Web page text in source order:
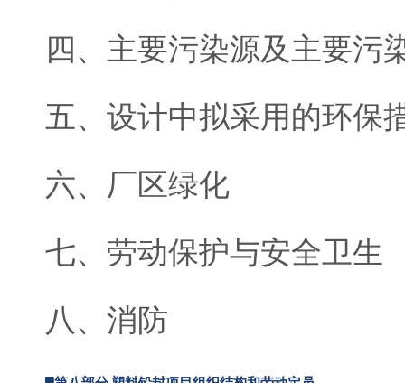
四、主要污染源及主要污
五、设计中拟采用的环保
六、厂区绿化
七、劳动保护与安全卫生
八、消防